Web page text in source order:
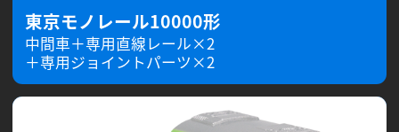
東京モノレール10000形
中間車＋専用直線レール×2
＋専用ジョイントパーツ×2